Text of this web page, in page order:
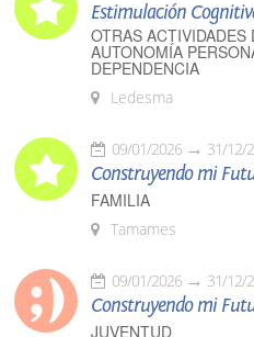
Estimulación
OTRAS
AUTONOMÍA
DEPENDENCIA
Ledesma
09/01/2026 31/12/
Construyendo mi
FAMILIA
Tamames
09/01/2026 31/12/
Construyendo mi
JUVENTUD